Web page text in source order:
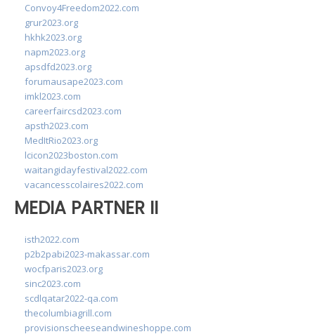
Convoy4Freedom2022.com
grur2023.org
hkhk2023.org
napm2023.org
apsdfd2023.org
forumausape2023.com
imkl2023.com
careerfaircsd2023.com
apsth2023.com
MedItRio2023.org
lcicon2023boston.com
waitangidayfestival2022.com
vacancesscolaires2022.com
MEDIA PARTNER II
isth2022.com
p2b2pabi2023-makassar.com
wocfparis2023.org
sinc2023.com
scdlqatar2022-qa.com
thecolumbiagrill.com
provisionscheeseandwineshoppe.com